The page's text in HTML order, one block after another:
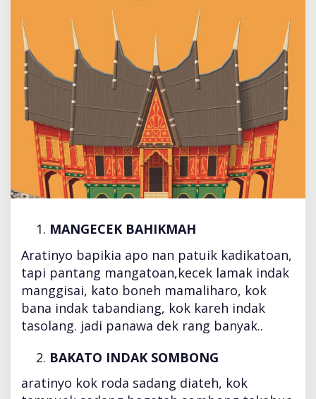
r
d
d
i
M
i
n
n
k
a
b
a
u
MANGECEK BAHIKMAH
Aratinyo bapikia apo nan patuik kadikatoan,
tapi pantang mangatoan,kecek lamak indak
manggisai, kato boneh mamaliharo, kok
bana indak tabandiang, kok kareh indak
tasolang. jadi panawa dek rang banyak..
BAKATO INDAK SOMBONG
aratinyo kok roda sadang diateh, kok